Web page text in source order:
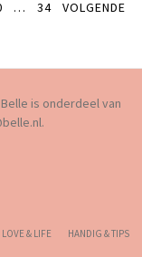
… 34 VOLGENDE
is onderdeel van
LOVE & LIFE
HANDIG & TIPS